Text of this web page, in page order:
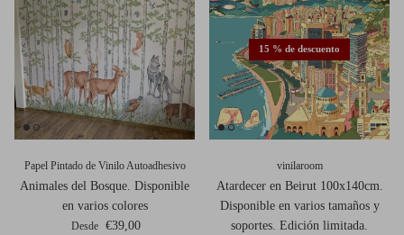
Papel Pintado de Vinilo Autoadhesivo
Animales del Bosque. Disponible
en varios colores
Precio normal
Desde €39,00
15 % de descuento
vinilaroom
Atardecer en Beirut 100x140cm.
Disponible en varios tamaños y
soportes. Edición limitada.